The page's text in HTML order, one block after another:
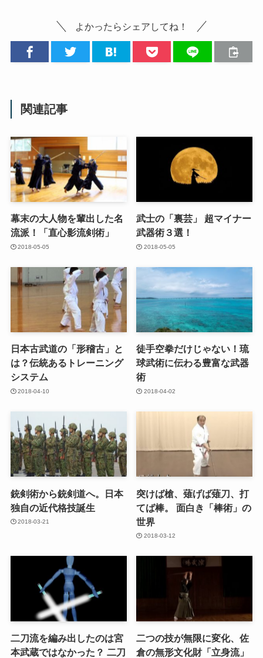
よかったらシェアしてね！
関連記事
幕末の大人物を輩出した名
流派！「直心影流剣術」
2018-05-05
武士の「裏芸」 超マイナー
武器術３選！
2018-05-05
日本古武道の「形稽古」と
は？伝統あるトレーニング
システム
2018-04-10
徒手空拳だけじゃない！琉
球武術に伝わる豊富な武器
術
2018-04-02
銃剣術から銃剣道へ。日本
独自の近代格技誕生
2018-03-21
突けば槍、薙げば薙刀、打
てば棒。 面白き「棒術」の
世界
2018-03-12
二刀流を編み出したのは宮
本武蔵ではなかった？ 二刀
二つの技が無限に変化、佐
倉の無形文化財「立身流」